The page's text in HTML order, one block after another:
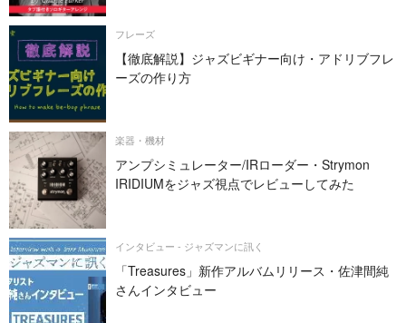
フレーズ
【徹底解説】ジャズビギナー向け・アドリブフレ
ーズの作り方
楽器・機材
アンプシミュレーター/IRローダー・Strymon
IRIDIUMをジャズ視点でレビューしてみた
インタビュー - ジャズマンに訊く
「Treasures」新作アルバムリリース・佐津間純
さんインタビュー